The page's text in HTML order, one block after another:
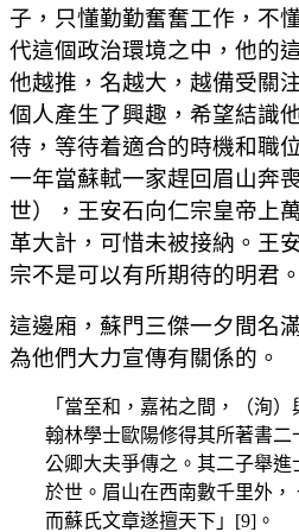
子，只懂勤勤奮奮工作，不
代這個政治環境之中，他的
他越推，名越大，越備受關
個人產生了興趣，希望結識
待，等待着適合的時機和職
一年當蘇軾一家趕回眉山奔
世），王安石向仁宗皇帝上
革大計，可惜未被接納。王
宗不是可以有所期待的明君
這邊廂，蘇門三傑一夕間名
為他們大力宣傳有關係的。
「當至和，嘉祐之間，（洵
翰林學士歐陽修得其所著書
公卿大夫爭傳之。其二子舉
於世。眉山在西南數千里外，
而蘇氏文章遂擅天下」[9]。